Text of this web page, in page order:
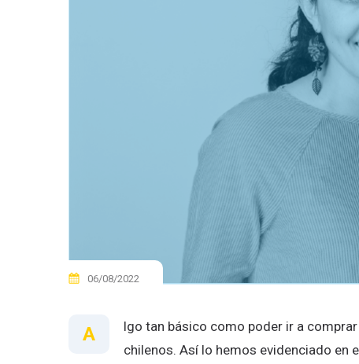
06/08/2022
A
lgo tan básico como poder ir a
chilenos. Así lo hemos evidenciado en